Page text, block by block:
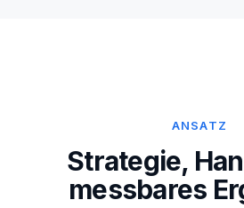
ANSATZ
Strategie,
messbares